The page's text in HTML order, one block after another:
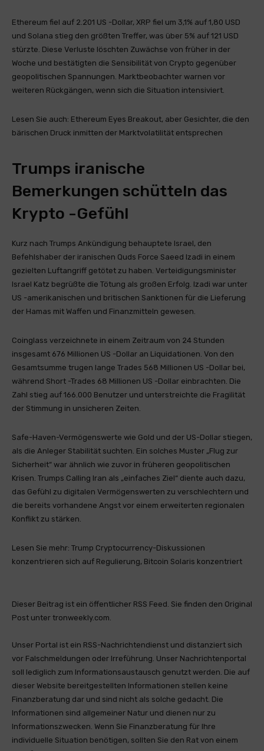
Ethereum fiel auf 2.201 US -Dollar, XRP fiel um 3,1% auf 1,80 USD
und Solana stieg den größten Treffer, was über 5% auf 121 USD
stürzte. Diese Verluste löschten Zuwächse von früher in der
Woche und bestätigten die Sensibilität von Crypto gegenüber
geopolitischen Spannungen. Marktbeobachter warnen vor
weiteren Rückgängen, wenn sich die Situation intensiviert.
Lesen Sie auch: Ethereum Eyes Breakout, aber Gesichter, die den
bärischen Druck inmitten der Marktvolatilität entsprechen
Trumps iranische
Bemerkungen schütteln das
Krypto -Gefühl
Kurz nach Trumps Ankündigung behauptete Israel, den
Befehlshaber der iranischen Quds Force Saeed Izadi in einem
gezielten Luftangriff getötet zu haben. Verteidigungsminister
Israel Katz begrüßte die Tötung als großen Erfolg. Izadi war unter
US -amerikanischen und britischen Sanktionen für die Lieferung
der Hamas mit Waffen und Finanzmitteln gewesen.
Coinglass verzeichnete in einem Zeitraum von 24 Stunden
insgesamt 676 Millionen US -Dollar an Liquidationen. Von den
Gesamtsumme trugen lange Trades 568 Millionen US -Dollar bei,
während Short -Trades 68 Millionen US -Dollar einbrachten. Die
Zahl stieg auf 166.000 Benutzer und unterstreichte die Fragilität
der Stimmung in unsicheren Zeiten.
Safe-Haven-Vermögenswerte wie Gold und der US-Dollar stiegen,
als die Anleger Stabilität suchten. Ein solches Muster „Flug zur
Sicherheit“ war ähnlich wie zuvor in früheren geopolitischen
Krisen. Trumps Calling Iran als „einfaches Ziel“ diente auch dazu,
das Gefühl zu digitalen Vermögenswerten zu verschlechtern und
die bereits vorhandene Angst vor einem erweiterten regionalen
Konflikt zu stärken.
Lesen Sie mehr: Trump Cryptocurrency-Diskussionen
konzentrieren sich auf Regulierung, Bitcoin Solaris konzentriert
Dieser Beitrag ist ein öffentlicher RSS Feed. Sie finden den Original
Post unter tronweekly.com.
Unser Portal ist ein RSS-Nachrichtendienst und distanziert sich
vor Falschmeldungen oder Irreführung. Unser Nachrichtenportal
soll lediglich zum Informationsaustausch genutzt werden. Die auf
dieser Website bereitgestellten Informationen stellen keine
Finanzberatung dar und sind nicht als solche gedacht. Die
Informationen sind allgemeiner Natur und dienen nur zu
Informationszwecken. Wenn Sie Finanzberatung für Ihre
individuelle Situation benötigen, sollten Sie den Rat von einem